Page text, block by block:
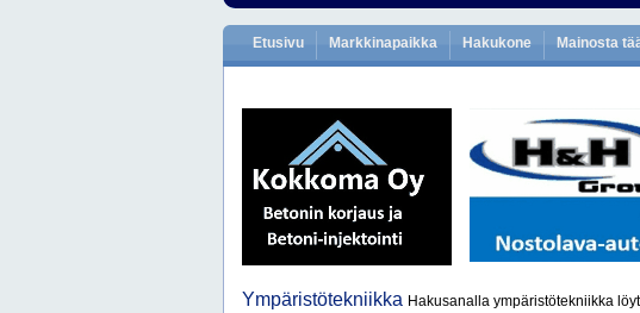
Etusivu Markkinapaikka Hakukone Mainosta
Ympäristötekniikka Hakusanalla ympäristötekniikka